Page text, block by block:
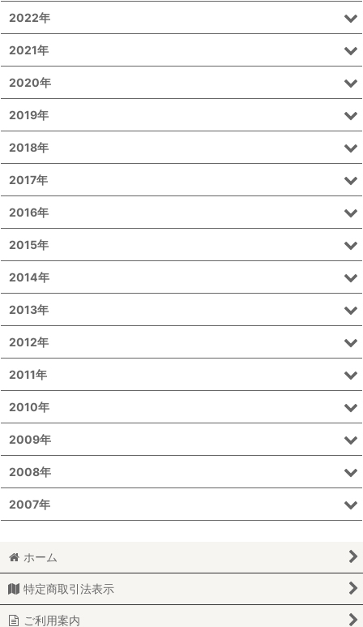
2022年
2021年
2020年
2019年
2018年
2017年
2016年
2015年
2014年
2013年
2012年
2011年
2010年
2009年
2008年
2007年
ホーム
特定商取引法表示
ご利用案内